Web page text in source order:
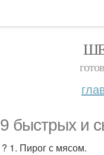
9 быстрых и
? 1. Пирог с мясом.